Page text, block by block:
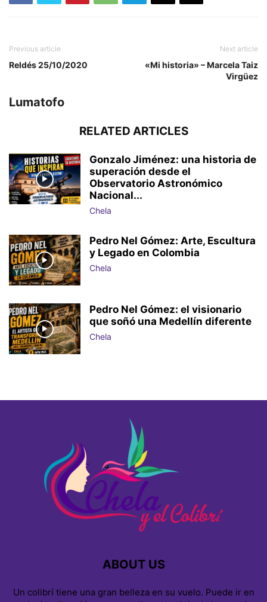
Previous article
Reldés 25/10/2020
Next article
«Mi historia» – Marcela Taiz
Virgüez
Lumatofo
RELATED ARTICLES
Gonzalo Jiménez: una historia de
superación desde el
Observatorio Astronómico
Nacional...
Chela
Pedro Nel Gómez: Arte, Escultura
y Legado en Colombia
Chela
Pedro Nel Gómez: el visionario
que soñó una Medellín diferente
Chela
ABOUT US
Un colibrí tiene una gran belleza en su vuelo. Puede ir en